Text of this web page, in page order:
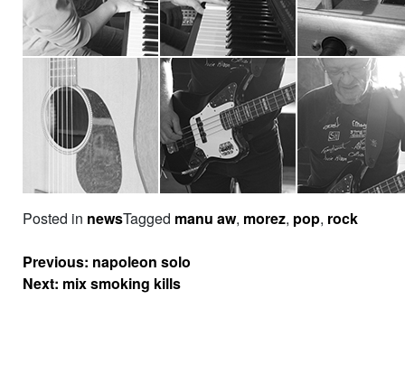
Posted in newsTagged manu aw, morez, pop, rock
Navigation
de
l’article
Previous: napoleon solo
Next: mix smoking kills